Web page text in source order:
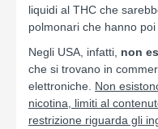
liquidi al THC che
polmonari che hanno
Negli USA, infatti, non
che si trovano in
elettroniche. Non
nicotina, limiti al
restrizione riguarda gli